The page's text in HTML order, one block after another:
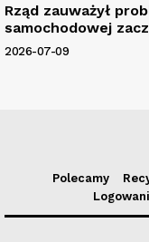
Rząd zauważył
samochodowej
2026-07-09
Polecamy